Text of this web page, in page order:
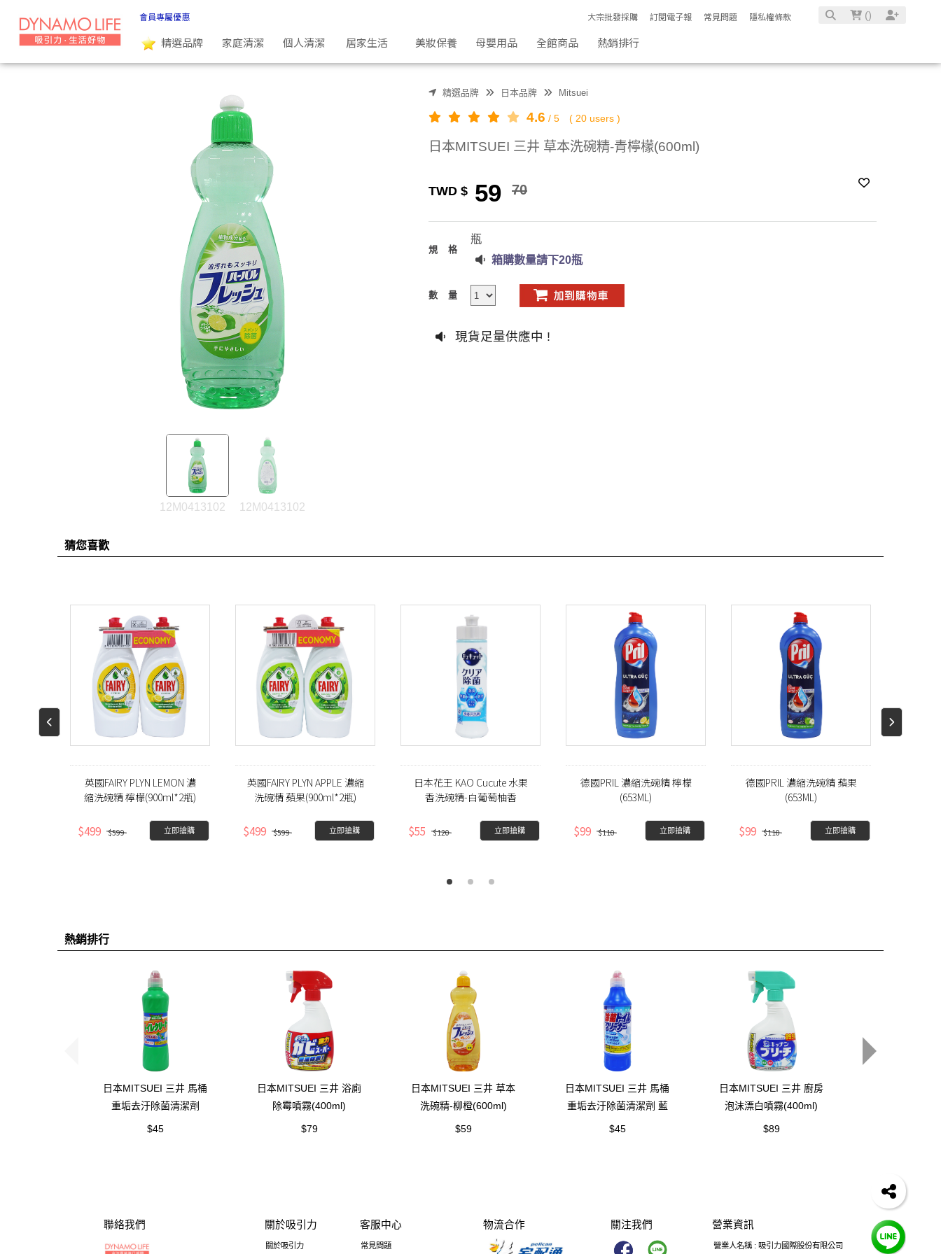
會員專屬優惠 大宗批發採購 訂閱電子報 常見問題 隱私權條款 ()
精選品牌 家庭清潔 個人清潔 居家生活 美妝保養 母嬰用品 全館商品 熱銷排行
12M0413102 12M0413102
精選品牌 日本品牌 Mitsuei
4.6 / 5 ( 20 users )
日本MITSUEI 三井 草本洗碗精-青檸檬(600ml)
TWD $ 59 70
規格
瓶
箱購數量請下20瓶
數量
現貨足量供應中 !
猜您喜歡
英國FAIRY PLYN LEMON 濃
縮洗碗精 檸檬(900ml*2瓶)
$499 $599 立即搶購
英國FAIRY PLYN APPLE 濃縮
洗碗精 蘋果(900ml*2瓶)
$499 $599 立即搶購
日本花王 KAO Cucute 水果
香洗碗精-白葡萄柚香
$55 $120 立即搶購
德國PRIL 濃縮洗碗精 檸檬
(653ML)
$99 $110 立即搶購
德國PRIL 濃縮洗碗精 蘋果
(653ML)
$99 $110 立即搶購
熱銷排行
日本MITSUEI 三井 馬桶
重垢去汙除菌清潔劑
(500ml)
$45
日本MITSUEI 三井 浴廁
除霉噴霧(400ml)
$79
日本MITSUEI 三井 草本
洗碗精-柳橙(600ml)
$59
日本MITSUEI 三井 馬桶
重垢去汙除菌清潔劑 藍
(500ml)
$45
日本MITSUEI 三井 廚房
泡沫漂白噴霧(400ml)
$89
聯絡我們 關於吸引力
關於吸引力
客服中心
常見問題
物流合作 關注我們 營業資訊
營業人名稱 : 吸引力國際股份有限公司